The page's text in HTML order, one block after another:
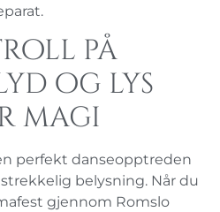
på
og lys
magi
perfekt danseopptreden
belysning. Når du
gjennom Romslo